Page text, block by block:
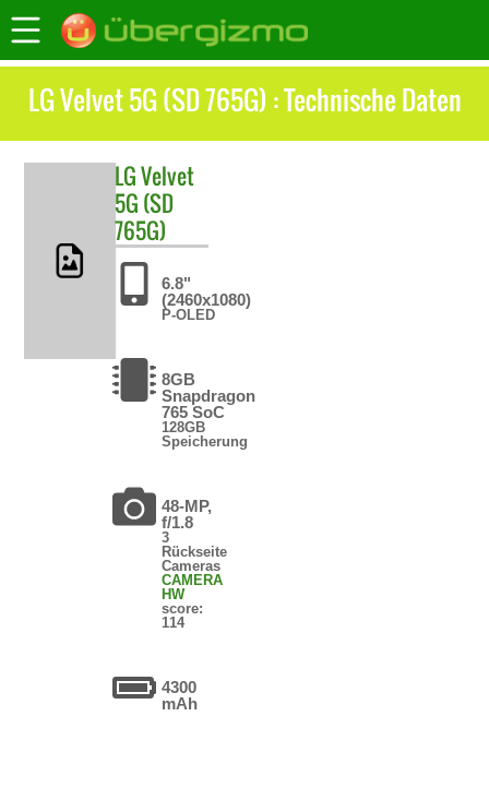
LG Velvet 5G (SD 765G) : Technische Daten
LGVelvet
5G (SD
765G)
6.8"
(2460x1080)
P-OLED
8GB
Snapdragon
765 SoC
128GB
Speicherung
48-MP,
f/1.8
3
Rückseite
Cameras
CAMERA
HW
score:
114
4300
mAh